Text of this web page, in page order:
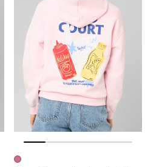
Image précédente
Image suivante